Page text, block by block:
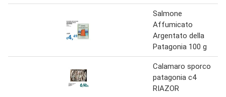
Salmone
Affumicato
Argentato della
Patagonia 100 g
Calamaro sporco
patagonia c4
RIAZOR